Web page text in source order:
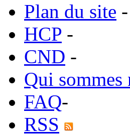
Plan du site -
HCP -
CND -
Qui sommes
FAQ-
RSS